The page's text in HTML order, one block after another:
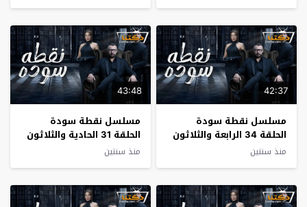
42:37
مسلسل نقطة سودة
الحلقة 34 الرابعة والثلاثون
منذ سنتين
43:48
مسلسل نقطة سودة
الحلقة 31 الحادية والثلاثون
منذ سنتين